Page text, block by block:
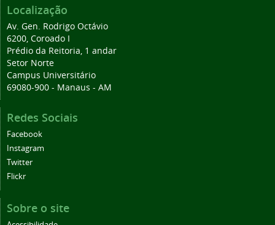
Localização
Av. Gen. Rodrigo Octávio
6200, Coroado I
Prédio da Reitoria, 1 andar
Setor Norte
Campus Universitário
69080-900 - Manaus - AM
Redes Sociais
Facebook
Instagram
Twitter
Flickr
Sobre o site